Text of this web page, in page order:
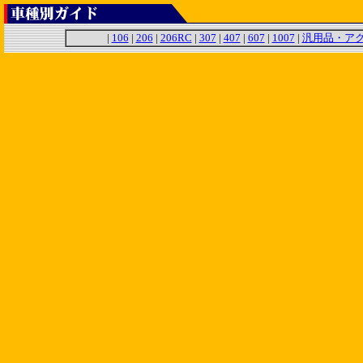
| 106 | 206 | 206RC | 307 | 407 | 607 | 1007 | 汎用品・ア